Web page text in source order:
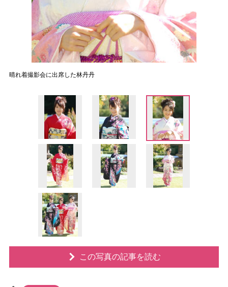
晴れ着撮影会に出席した林丹丹
この写真の記事を読む